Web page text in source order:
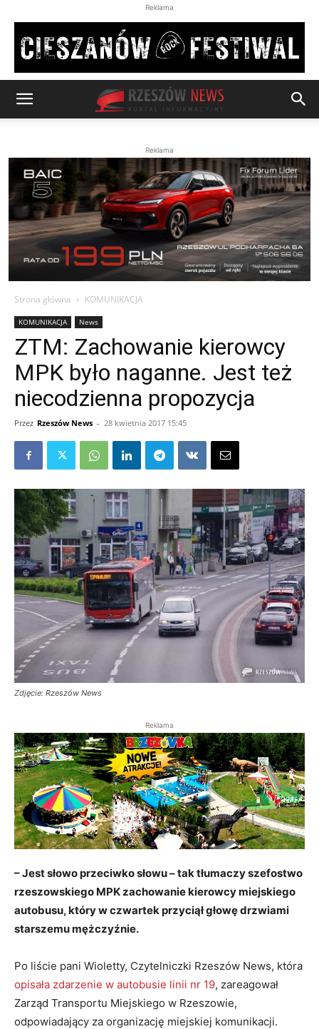
Reklama
Reklama
Strona główna KOMUNIKACJA
KOMUNIKACJA News
ZTM: Zachowanie kierowcy
MPK było naganne. Jest też
niecodzienna propozycja
Przez Rzeszów News - 28 kwietnia 2017 15:45
Zdjęcie: Rzeszów News
Reklama
– Jest słowo przeciwko słowu – tak tłumaczy szefostwo
rzeszowskiego MPK zachowanie kierowcy miejskiego
autobusu, który w czwartek przyciął głowę drzwiami
starszemu mężczyźnie.
Po liście pani Wioletty, Czytelniczki Rzeszów News, która
opisała zdarzenie w autobusie linii nr 19, zareagował
Zarząd Transportu Miejskiego w Rzeszowie,
odpowiadający za organizację miejskiej komunikacji.